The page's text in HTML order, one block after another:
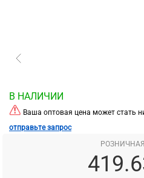
В НАЛИЧИИ
Ваша оптовая цена может стать
отправьте запрос